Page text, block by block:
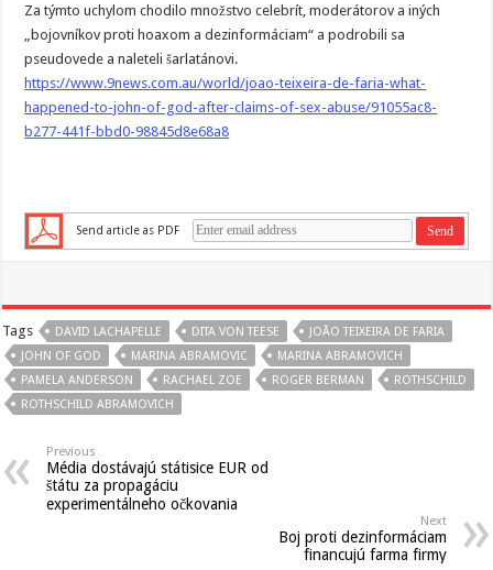
Za týmto uchylom chodilo množstvo celebrít, moderátorov a iných
„bojovníkov proti hoaxom a dezinformáciam“ a podrobili sa
pseudovede a naleteli šarlatánovi.
https://www.9news.com.au/world/joao-teixeira-de-faria-what-
happened-to-john-of-god-after-claims-of-sex-abuse/91055ac8-
b277-441f-bbd0-98845d8e68a8
Send article as PDF
Tags DAVID LACHAPELLE DITA VON TEESE
JOÃO TEIXEIRA DE FARIA
JOHN OF GOD
MARINA ABRAMOVIC
MARINA ABRAMOVICH
PAMELA ANDERSON
RACHAEL ZOE ROGER BERMAN
ROTHSCHILD
ROTHSCHILD ABRAMOVICH
Previous
Média dostávajú státisice EUR od
štátu za propagáciu
experimentálneho očkovania
Next
Boj proti dezinformáciam
financujú farma firmy